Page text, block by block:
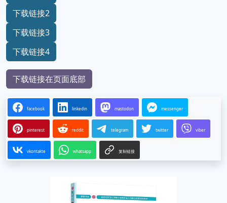
下载链接2
下载链接3
下载链接4
下载链接在页面底部
facebook linkedin mastodon messenger
pinterest reddit telegram twitter viber
vkontakte whatsapp 复制链接